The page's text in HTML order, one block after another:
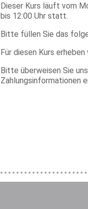
Dieser Kurs läuft vom
bis 12:00 Uhr statt.
Bitte füllen Sie das
Für diesen Kurs erheben
Bitte überweisen Sie
Zahlungsinformationen